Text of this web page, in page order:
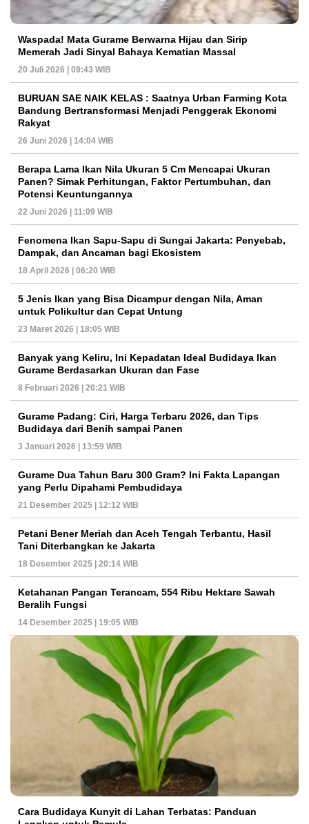
Waspada! Mata Gurame Berwarna Hijau dan Sirip
Memerah Jadi Sinyal Bahaya Kematian Massal
20 Juli 2026 | 09:43 WIB
BURUAN SAE NAIK KELAS : Saatnya Urban Farming Kota
Bandung Bertransformasi Menjadi Penggerak Ekonomi
Rakyat
26 Juni 2026 | 14:04 WIB
Berapa Lama Ikan Nila Ukuran 5 Cm Mencapai Ukuran
Panen? Simak Perhitungan, Faktor Pertumbuhan, dan
Potensi Keuntungannya
22 Juni 2026 | 11:09 WIB
Fenomena Ikan Sapu-Sapu di Sungai Jakarta: Penyebab,
Dampak, dan Ancaman bagi Ekosistem
18 April 2026 | 06:20 WIB
5 Jenis Ikan yang Bisa Dicampur dengan Nila, Aman
untuk Polikultur dan Cepat Untung
23 Maret 2026 | 18:05 WIB
Banyak yang Keliru, Ini Kepadatan Ideal Budidaya Ikan
Gurame Berdasarkan Ukuran dan Fase
8 Februari 2026 | 20:21 WIB
Gurame Padang: Ciri, Harga Terbaru 2026, dan Tips
Budidaya dari Benih sampai Panen
3 Januari 2026 | 13:59 WIB
Gurame Dua Tahun Baru 300 Gram? Ini Fakta Lapangan
yang Perlu Dipahami Pembudidaya
21 Desember 2025 | 12:12 WIB
Petani Bener Meriah dan Aceh Tengah Terbantu, Hasil
Tani Diterbangkan ke Jakarta
18 Desember 2025 | 20:14 WIB
Ketahanan Pangan Terancam, 554 Ribu Hektare Sawah
Beralih Fungsi
14 Desember 2025 | 19:05 WIB
Cara Budidaya Kunyit di Lahan Terbatas: Panduan